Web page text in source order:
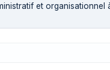
et organisationnel